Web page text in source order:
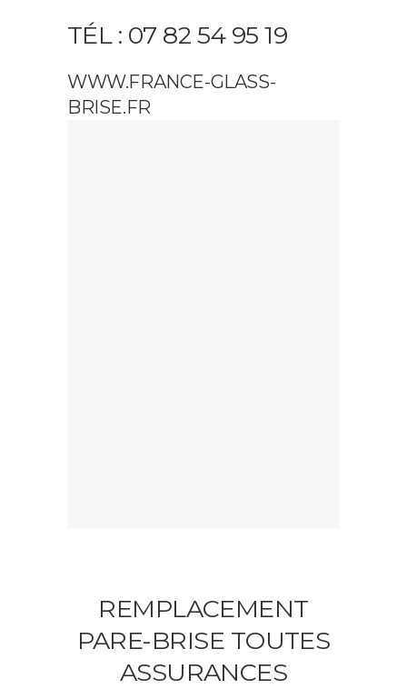
TÉL : 07 82 54 95 19
WWW.FRANCE-GLASS-
BRISE.FR
REMPLACEMENT
PARE-BRISE TOUTES
ASSURANCES